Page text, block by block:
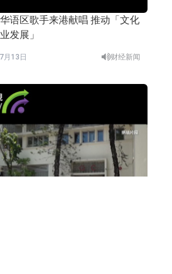
区歌手来港献唱 推动「文化
发展」
月13日 财经新闻